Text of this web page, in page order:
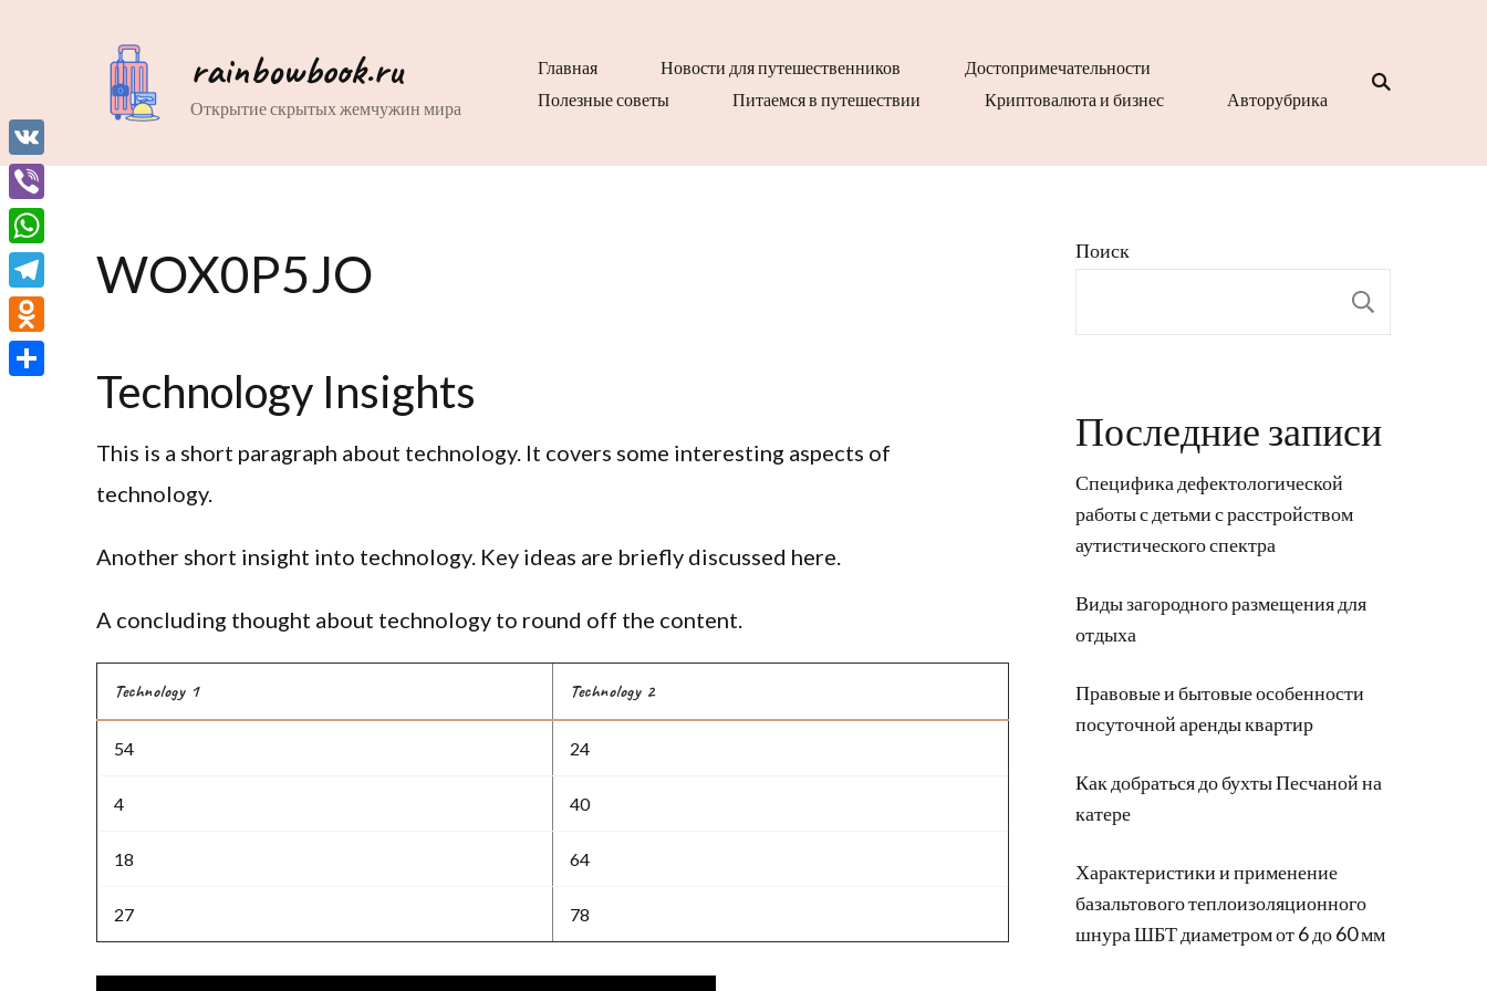
rainbowbook.ru
Открытие скрытых жемчужин мира
Главная Новости для путешественников
Достопримечательности
Полезные советы
Питаемся в путешествии Криптовалюта и бизнес Авторубрика
WOX0P5JO
Technology Insights
This is a short paragraph about technology. It covers some interesting aspects of
technology.
Another short insight into technology. Key ideas are briefly discussed here.
A concluding thought about technology to round off the content.
Technology 1 Technology 2
54 24
4 40
18 64
27 78
Поиск
Последние записи
Специфика дефектологической
работы с детьми с расстройством
аутистического спектра
Виды загородного размещения для
отдыха
Правовые и бытовые особенности
посуточной аренды квартир
Как добраться до бухты Песчаной на
катере
Характеристики и применение
базальтового теплоизоляционного
шнура ШБТ диаметром от 6 до 60 мм
VK
Viber
WhatsApp
Telegram
Odnoklassniki